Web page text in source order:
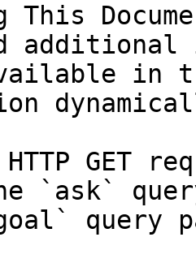
This
in
GET
`ask`
query